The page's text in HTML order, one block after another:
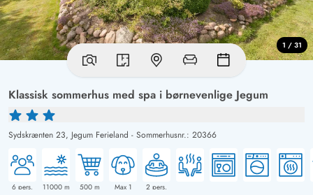
Klassisk sommerhus med spa i børnevenlige Jegum
Sydskrænten 23, Jegum Ferieland - Sommerhusnr.: 20366
6 pers. 11000m 500m Max 1 2 pers.
1 / 31